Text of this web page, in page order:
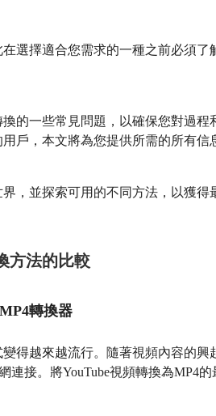
選擇適合您需求的一種之前必須
的一些常見問題，以確保您對過
戶，本文將為您提供所需的所有信
，並探索可用的不同方法，以獲得
方法的比較
轉換器
得越來越流行。隨著視頻內容的
連接。將YouTube視頻轉換為MP4